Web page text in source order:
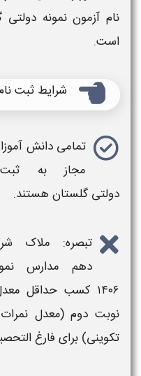
نام آزمون نمونه دولتی گلستان
است.
شرایط ثبت
تمامی دانش
مجاز به
دولتی گلستان هستند.
تبصره: ملاک
دهم مدارس
۱۴۰۶
نوبت دوم (معدل
تکوینی) برای فارغ